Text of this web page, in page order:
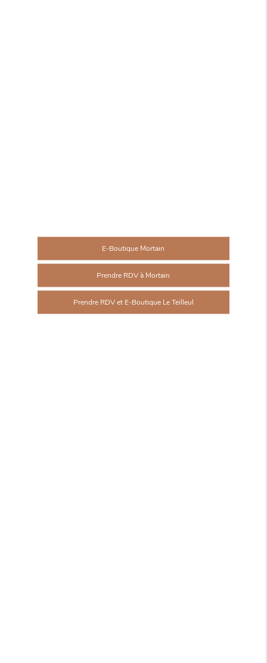
E-Boutique Mortain
Prendre RDV à Mortain
Prendre RDV et E-Boutique Le Teilleul